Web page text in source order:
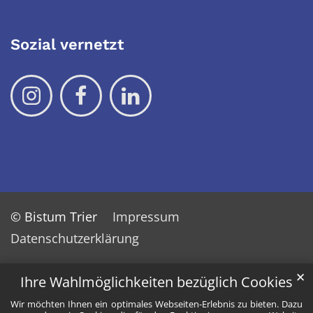
Ihre Wahlmöglichkeiten bezüglich Cookies
Wir möchten Ihnen ein optimales Webseiten-Erlebnis zu bieten. Dazu
✕
Sozial vernetzt
© Bistum Trier
Impressum
Datenschutzerklärung